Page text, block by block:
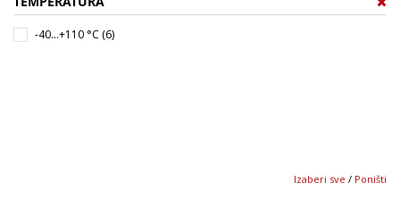
-40...+110 °C (6)
Izaberi sve / Poništi